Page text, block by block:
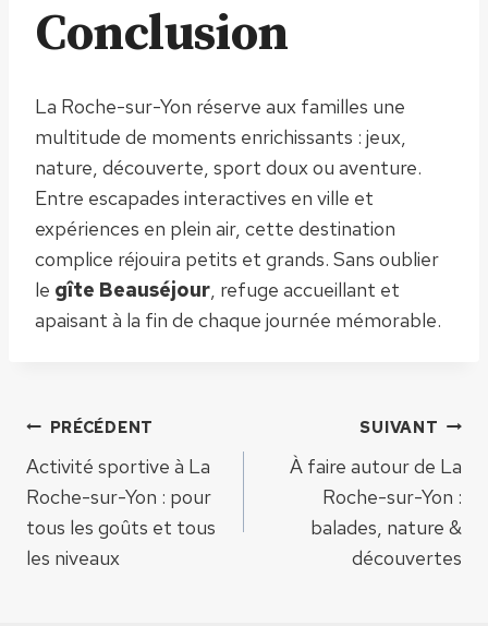
Conclusion
La Roche-sur-Yon réserve aux familles une
multitude de moments enrichissants : jeux,
nature, découverte, sport doux ou aventure.
Entre escapades interactives en ville et
expériences en plein air, cette destination
complice réjouira petits et grands. Sans oublier
le gîte Beauséjour, refuge accueillant et
apaisant à la fin de chaque journée mémorable.
Navigation
de
l’article
PRÉCÉDENT
Activité sportive à La
Roche-sur-Yon : pour
tous les goûts et tous
les niveaux
SUIVANT
À faire autour de La
Roche-sur-Yon :
balades, nature &
découvertes